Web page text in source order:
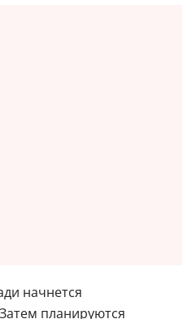
начнется
планируются